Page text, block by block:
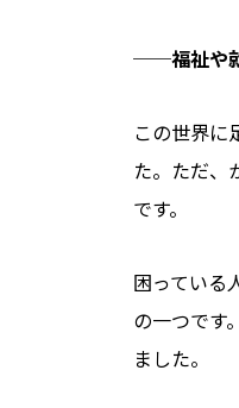
──福祉や
この世界に
た。ただ、
です。
困っている
の一つです
ました。